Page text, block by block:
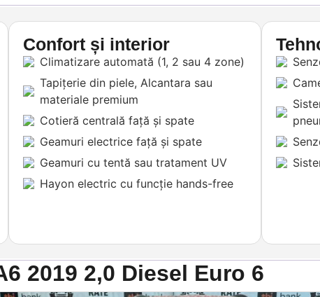
Confort și interior
Climatizare automată (1, 2 sau 4 zone)
Tapițerie din piele, Alcantara sau
materiale premium
Cotieră centrală față și spate
Geamuri electrice față și spate
Geamuri cu tentă sau tratament UV
Hayon electric cu funcție hands-free
2019 2,0 Diesel Euro 6